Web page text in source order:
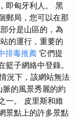
即匈牙利人。 黑
郵局，您可以在那
分是山區的，為
的運行，重要的
排毒推薦 它們提
子網絡中登錄。
況下，該網站無法
脈的風景秀麗的約
一。 皮里斯和維
景點上的許多景點